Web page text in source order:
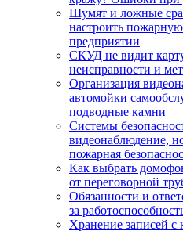
Шумят и ложные
настроить
предприятии
СКУД не видит
неисправности и
Организация
автомойки
подводные камни
Системы
видеонаблюдение,
пожарная
Как выбрать
от переговорной
Обязанности и
за
Хранение записей с